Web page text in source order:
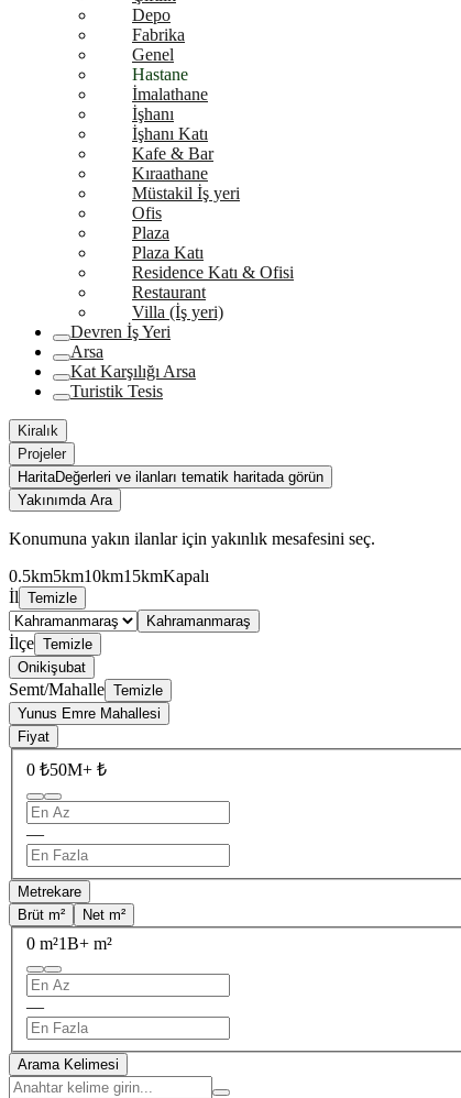
Depo
Fabrika
Genel
Hastane
İmalathane
İşhanı
İşhanı Katı
Kafe & Bar
Kıraathane
Müstakil İş yeri
Ofis
Plaza
Plaza Katı
Residence Katı & Ofisi
Restaurant
Villa (İş yeri)
Devren İş Yeri
Arsa
Kat Karşılığı Arsa
Turistik Tesis
Kiralık
Projeler
HaritaDeğerleri ve ilanları tematik haritada görün
Yakınımda Ara
Konumuna yakın ilanlar için yakınlık mesafesini seç.
0.5km5km10km15kmKapalı
İl Temizle
Kahramanmaraş
İlçe Temizle
Onikişubat
Semt/Mahalle Temizle
Yunus Emre Mahallesi
Fiyat
0 ₺50M+ ₺
—
Metrekare
Brüt m²
Net m²
0 m²1B+ m²
—
Arama Kelimesi